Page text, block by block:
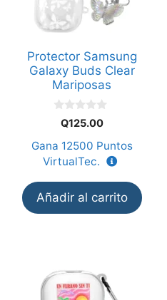
Protector Samsung
Galaxy Buds Clear
Mariposas
5
Q125.00
Gana 12500 Puntos
VirtualTec.
Añadir al carrito